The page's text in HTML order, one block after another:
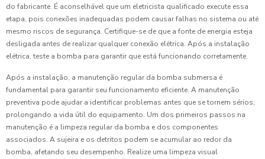
do fabricante. É aconselhável que um eletricista qualificado execute essa
etapa, pois conexões inadequadas podem causar falhas no sistema ou até
mesmo riscos de segurança. Certifique-se de que a fonte de energia esteja
desligada antes de realizar qualquer conexão elétrica. Após a instalação
elétrica, teste a bomba para garantir que está funcionando corretamente.
Após a instalação, a manutenção regular da bomba submersa é
fundamental para garantir seu funcionamento eficiente. A manutenção
preventiva pode ajudar a identificar problemas antes que se tornem sérios,
prolongando a vida útil do equipamento. Um dos primeiros passos na
manutenção é a limpeza regular da bomba e dos componentes
associados. A sujeira e os detritos podem se acumular ao redor da
bomba, afetando seu desempenho. Realize uma limpeza visual